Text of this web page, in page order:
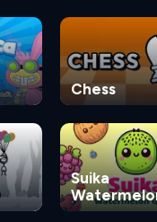
Chess
Suika
Game